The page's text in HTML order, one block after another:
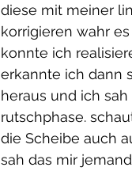
diese mit meiner
korrigieren wahr
konnte ich
erkannte ich dann
heraus und ich
rutschphase.
die Scheibe auch
sah das mir